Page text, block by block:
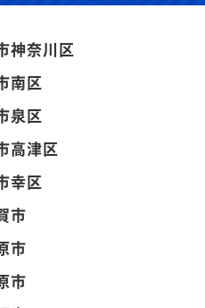
神奈川区
南区
泉区
高津区
幸区
市
市
市